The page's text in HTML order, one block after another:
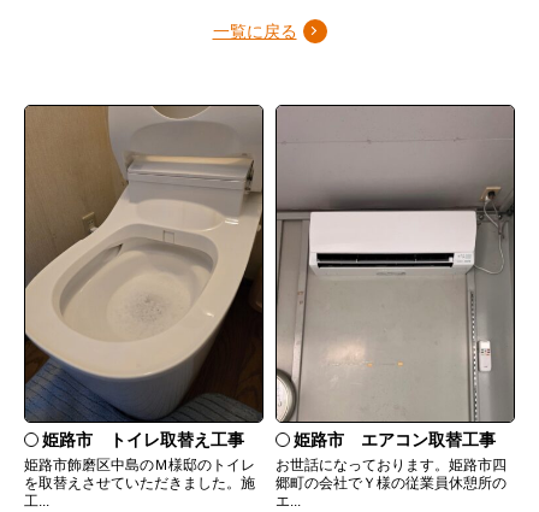
一覧に戻る
姫路市 トイレ取替え工事
姫路市飾磨区中島のＭ様邸のトイレ
を取替えさせていただきました。施
工...
姫路市 エアコン取替工事
お世話になっております。姫路市四
郷町の会社でＹ様の従業員休憩所の
エ...